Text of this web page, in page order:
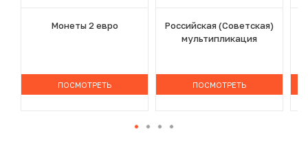
Монеты 2 евро
ПОСМОТРЕТЬ
Российская (Советская)
мультипликация
ПОСМОТРЕТЬ